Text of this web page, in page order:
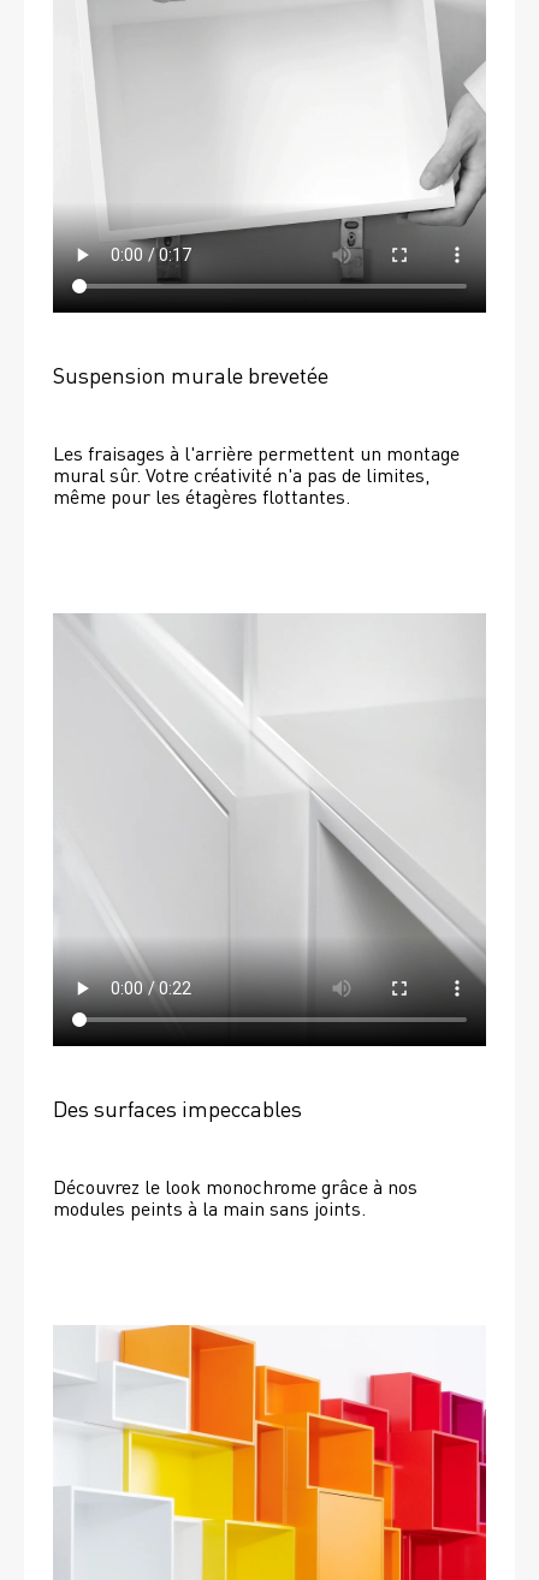
Suspension murale brevetée
Les fraisages à l'arrière permettent un montage
mural sûr. Votre créativité n'a pas de limites,
même pour les étagères flottantes.
Des surfaces impeccables
Découvrez le look monochrome grâce à nos
modules peints à la main sans joints.